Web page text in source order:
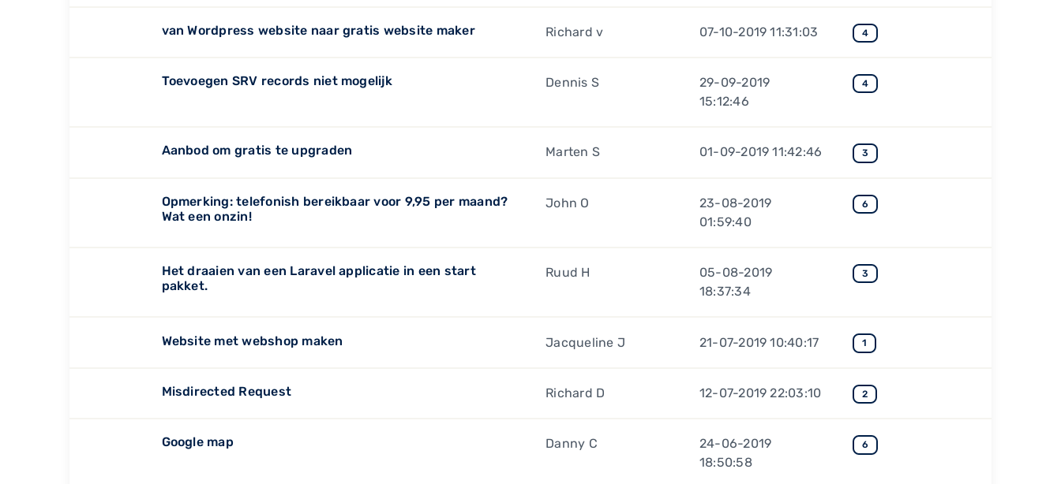
van Wordpress website naar gratis website maker Richard v 07-10-2019 11:31:03 4
Toevoegen SRV records niet mogelijk Dennis S
29-09-2019
15:12:46
4
Aanbod om gratis te upgraden Marten S 01-09-2019 11:42:46 3
Opmerking: telefonish bereikbaar voor 9,95 per maand?
Wat een onzin!
John O
23-08-2019
01:59:40
6
Het draaien van een Laravel applicatie in een start
pakket.
Ruud H
05-08-2019
18:37:34
3
Website met webshop maken Jacqueline J 21-07-2019 10:40:17 1
Misdirected Request Richard D 12-07-2019 22:03:10 2
Google map Danny C
24-06-2019
18:50:58
6